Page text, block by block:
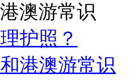
澳游常识
护照？
港澳游常识